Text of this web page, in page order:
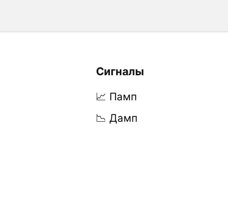
Сигналы
📈 Памп
📉 Дамп